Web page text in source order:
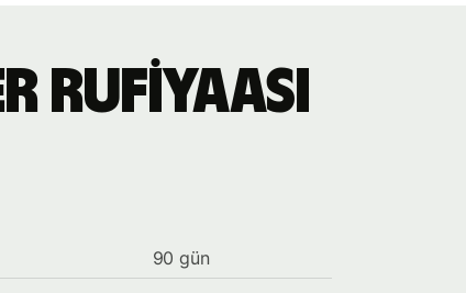
rufiyaası
90 gün